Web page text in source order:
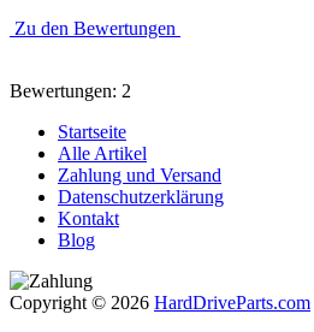
Zu den Bewertungen
Bewertungen: 2
Startseite
Alle Artikel
Zahlung und Versand
Datenschutzerklärung
Kontakt
Blog
Copyright © 2026 HardDriveParts.com